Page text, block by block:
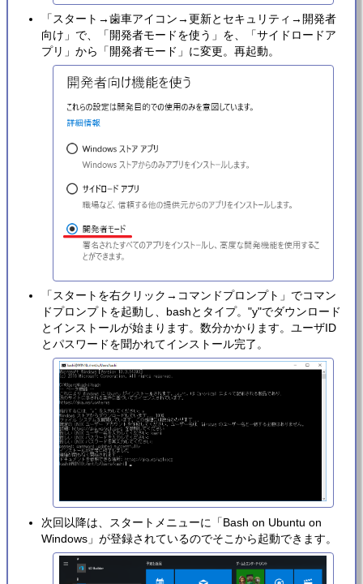
「スタート→歯車アイコン→更新とセキュリティ→開発者
向け」で、「開発者モードを使う」を、「サイドロードア
プリ」から「開発者モード」に変更。再起動。
「スタートを右クリック→コマンドプロンプト」でコマン
ドプロンプトを起動し、bashとタイプ。"y"でダウンロード
とインストールが始まります。数分かかります。ユーザID
とパスワードを聞かれてインストール完了。
次回以降は、スタートメニューに「Bash on Ubuntu on
Windows」が登録されているのでそこから起動できます。